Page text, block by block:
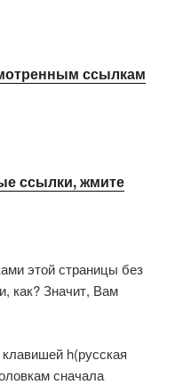
ссылкам
ссылки, жмите
этой страницы без
как? Значит, Вам
h(русская
сначала